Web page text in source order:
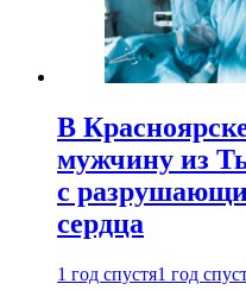
В
мужчину из
с
сердца
1 год спустя1 год